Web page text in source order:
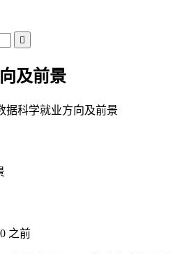

及前景
据科学就业方向及前景
之前